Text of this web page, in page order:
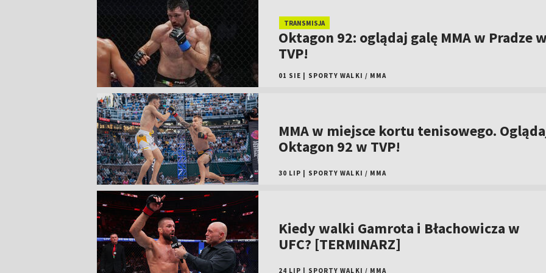
TRANSMISJA
Oktagon 92: oglądaj galę MMA w Pradze
TVP!
01 SIE SPORTY WALKI / MMA
MMA w miejsce kortu tenisowego.
Oktagon 92 w TVP!
30 LIP SPORTY WALKI / MMA
Kiedy walki Gamrota i Błachowicza w
UFC? [TERMINARZ]
24 LIP SPORTY WALKI / MMA